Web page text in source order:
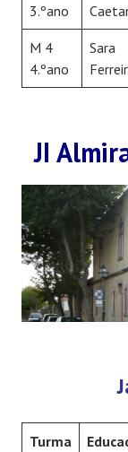
3.ºano
M 4
4.ºano
Sara
JI
Turma